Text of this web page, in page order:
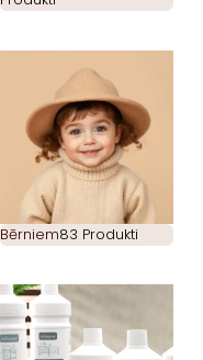
Bērniem83 Produkti